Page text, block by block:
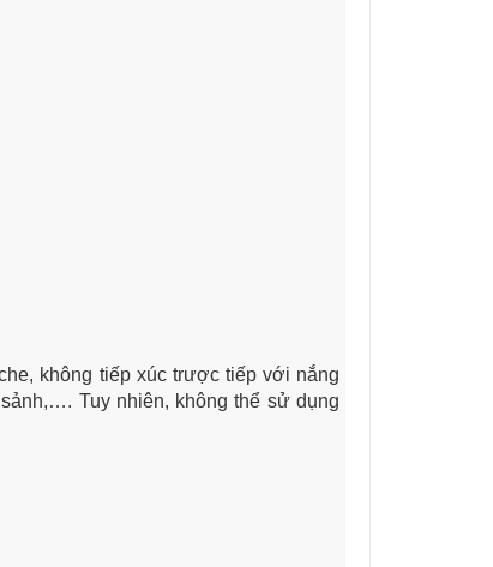
không tiếp xúc trược tiếp với nắng
Tuy nhiên, không thể sử dụng